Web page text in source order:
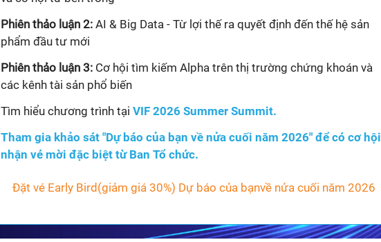
Phiên thảo luận 2: AI & Big Data - Từ lợi thế ra quyết định đến thế hệ sản
phẩm đầu tư mới
Phiên thảo luận 3: Cơ hội tìm kiếm Alpha trên thị trường chứng khoán và
các kênh tài sản phổ biến
Tìm hiểu chương trình tại VIF 2026 Summer Summit.
Tham gia khảo sát "Dự báo của bạn về nửa cuối năm 2026" để có cơ hội
nhận vé mời đặc biệt từ Ban Tổ chức.
Đặt vé Early Bird (giảm giá 30%) Dự báo của bạnvề nửa cuối năm 2026